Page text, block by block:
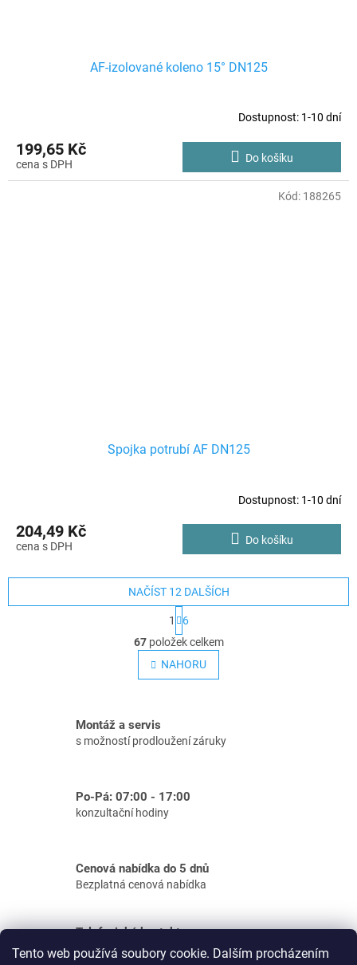
Tento web používá soubory cookie. Dalším procházením
AF-izolované koleno 15° DN125
Dostupnost: 1-10 dní
199,65 Kč Do košíku
Spojka potrubí AF DN125
Dostupnost: 1-10 dní
204,49 Kč Do košíku
Kód: 188265
O
v
l
c
r
v
ý
i
s
u
NAČÍST 12 DALŠÍCH
t
r
á
n
k
í
1
6
67položek celkem
NAHORU
Montáž a servis
s možností prodloužení záruky
Po-Pá: 07:00 - 17:00
konzultační hodiny
Cenová nabídka do 5 dnů
Bezplatná cenová nabídka
Telefonické kontakty
Podpora e-shop: tel.: 733 156 610